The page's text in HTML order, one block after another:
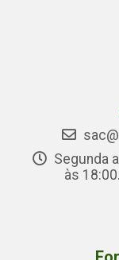
Segunda
às